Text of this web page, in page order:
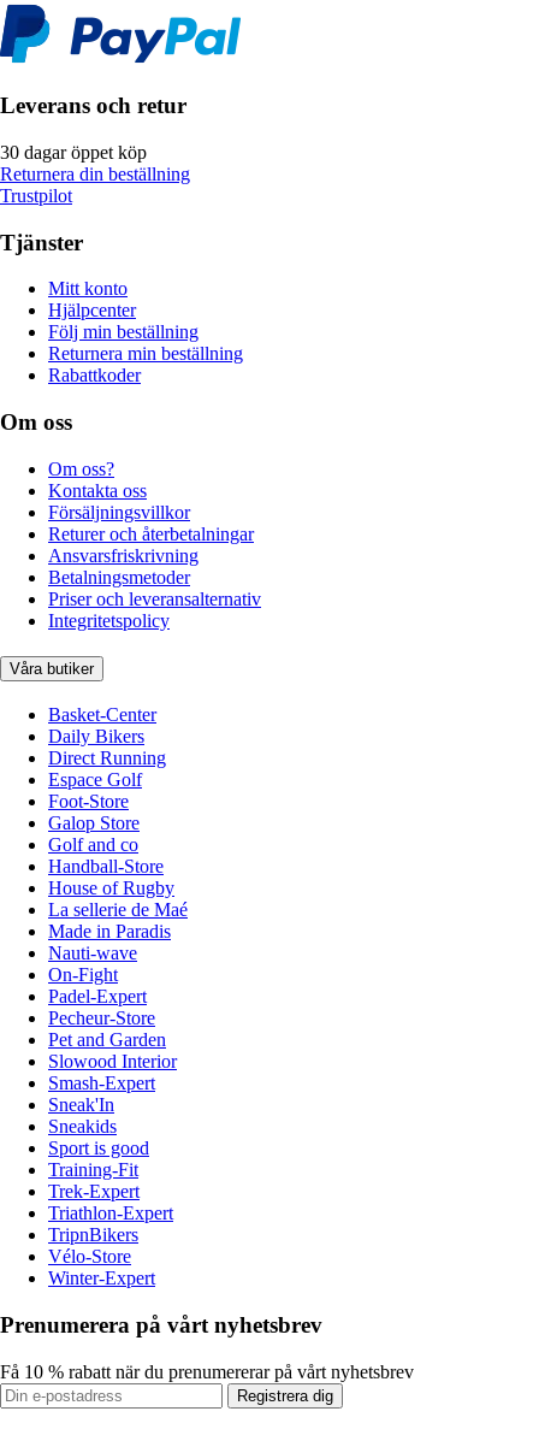
Leverans och retur
30 dagar öppet köp
Returnera din beställning
Trustpilot
Tjänster
Mitt konto
Hjälpcenter
Följ min beställning
Returnera min beställning
Rabattkoder
Om oss
Om oss?
Kontakta oss
Försäljningsvillkor
Returer och återbetalningar
Ansvarsfriskrivning
Betalningsmetoder
Priser och leveransalternativ
Integritetspolicy
Våra butiker
Basket-Center
Daily Bikers
Direct Running
Espace Golf
Foot-Store
Galop Store
Golf and co
Handball-Store
House of Rugby
La sellerie de Maé
Made in Paradis
Nauti-wave
On-Fight
Padel-Expert
Pecheur-Store
Pet and Garden
Slowood Interior
Smash-Expert
Sneak'In
Sneakids
Sport is good
Training-Fit
Trek-Expert
Triathlon-Expert
TripnBikers
Vélo-Store
Winter-Expert
Prenumerera på vårt nyhetsbrev
Få 10 % rabatt när du prenumererar på vårt nyhetsbrev
Registrera dig